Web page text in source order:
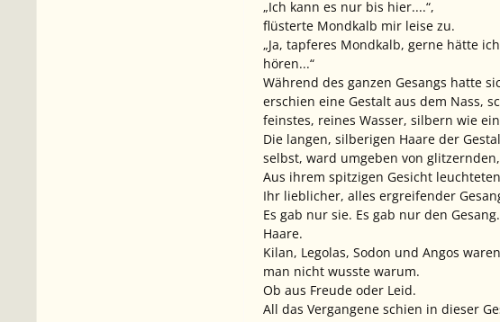
„Ich kann es nur bis hier....“,
flüsterte Mondkalb mir leise zu.
„Ja, tapferes Mondkalb, gerne hätte
hören...“
Während des ganzen Gesangs hatte
erschien eine Gestalt aus dem Nass,
feinstes, reines Wasser, silbern wie
Die langen, silberigen Haare der
selbst, ward umgeben von
Aus ihrem spitzigen Gesicht
Ihr lieblicher, alles ergreifender
Es gab nur sie. Es gab nur den
Haare.
Kilan, Legolas, Sodon und Angos
man nicht wusste warum.
Ob aus Freude oder Leid.
All das Vergangene schien in dieser